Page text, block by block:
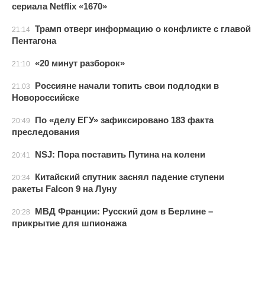
сериала Netflix «1670»
21:14 Трамп отверг информацию о конфликте с главой
Пентагона
21:10 «20 минут разборок»
21:03
Россияне начали топить свои подлодки в
Новороссийске
20:49
По «делу ЕГУ» зафиксировано 183 факта
преследования
20:41 NSJ: Пора поставить Путина на колени
20:34
Китайский спутник заснял падение ступени
ракеты Falcon 9 на Луну
20:28
МВД Франции: Русский дом в Берлине –
прикрытие для шпионажа